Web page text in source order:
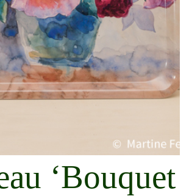
‘Bouquet